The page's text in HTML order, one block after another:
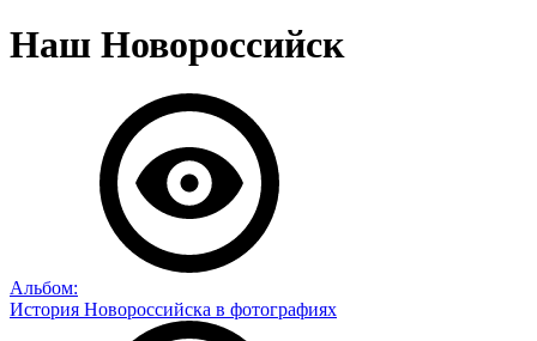
Наш Новороссийск
Альбом:
История Новороссийска в фотографиях